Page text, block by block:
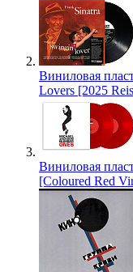
Виниловая
Lovers [2025
Виниловая
[Coloured Red